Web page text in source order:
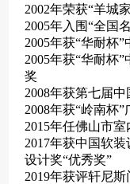
2002年荣获“羊城
2005年入围“全国
2005年获“华耐杯
2005年获“华耐杯
奖
2008年获第七届
2008年获“岭南杯
2015年任佛山市
2017年获中国软
设计奖“优秀奖”
2019年获评轩尼斯